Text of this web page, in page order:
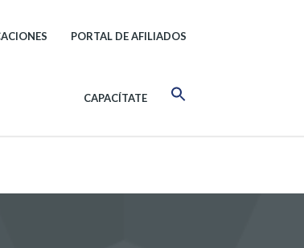
PORTAL DE AFILIADOS
CAPACÍTATE